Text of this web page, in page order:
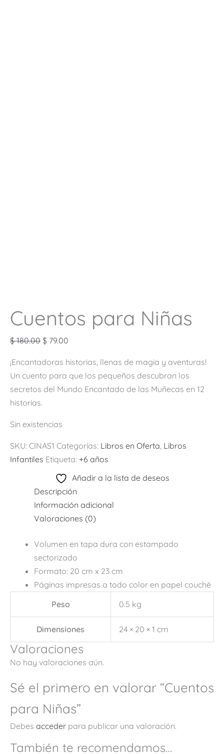
Cuentos para Niñas
$180.00 $ 79.00
¡Encantadoras historias, llenas de magia y aventuras!
Un cuento para que los pequeños descubran los
secretos del Mundo Encantado de las Muñecas en 12
historias.
Sin existencias
SKU: CINAS1 Categorías: Libros en Oferta Libros
Infantiles Etiqueta: +6 años
Añadir a la lista de deseos
Descripción
Información adicional
Valoraciones (0)
Volumen en tapa dura con estampado
sectorizado
Formato: 20 cm x 23 cm
Páginas impresas a todo color en papel couché
Peso
0.5 kg
Dimensiones 24 × 20 × 1 cm
Valoraciones
No hay valoraciones aún.
Sé el primero en valorar “Cuentos
para Niñas”
Debes acceder para publicar una valoración.
También te recomendamos…